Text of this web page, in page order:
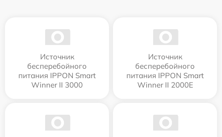
Источник
бесперебойного
питания IPPON Smart
Winner II 3000
Источник
бесперебойного
питания IPPON Smart
Winner II 2000E